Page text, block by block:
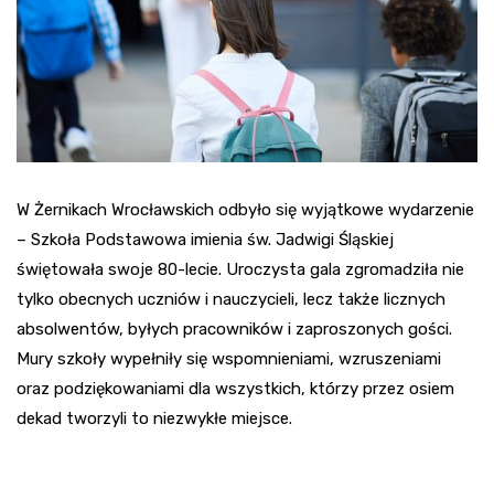
W Żernikach Wrocławskich odbyło się wyjątkowe wydarzenie
– Szkoła Podstawowa imienia św. Jadwigi Śląskiej
świętowała swoje 80-lecie. Uroczysta gala zgromadziła nie
tylko obecnych uczniów i nauczycieli, lecz także licznych
absolwentów, byłych pracowników i zaproszonych gości.
Mury szkoły wypełniły się wspomnieniami, wzruszeniami
oraz podziękowaniami dla wszystkich, którzy przez osiem
dekad tworzyli to niezwykłe miejsce.